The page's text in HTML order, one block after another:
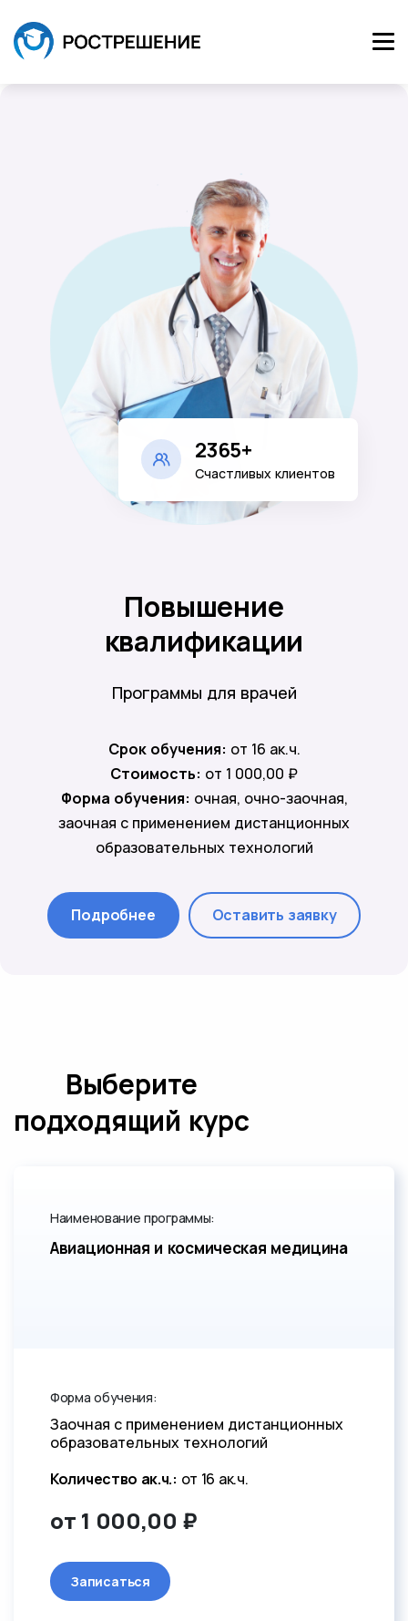
2365+
Счастливых клиентов
Повышение
квалификации
Программы для врачей
Срок обучения: от 16 ак.ч.
Стоимость: от 1 000,00 ₽
Форма обучения: очная, очно-заочная,
заочная с применением дистанционных
образовательных технологий
Подробнее Оставить заявку
Выберите
подходящий курс
Наименование программы:
Авиационная и космическая медицина
Форма обучения:
Заочная с применением дистанционных
образовательных технологий
Количество ак.ч.: от 16 ак.ч.
от 1 000,00 ₽
Записаться